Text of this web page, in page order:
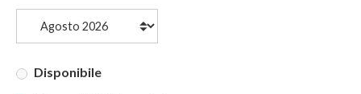
Disponibile